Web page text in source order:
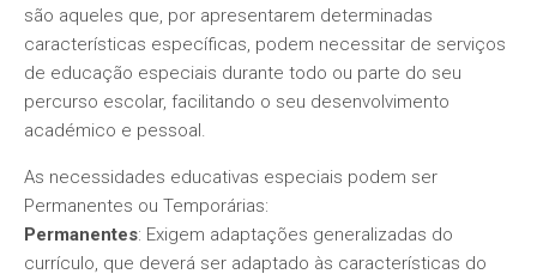
são aqueles que, por apresentarem determinadas
características específicas, podem necessitar de serviços
de educação especiais durante todo ou parte do seu
percurso escolar, facilitando o seu desenvolvimento
académico e pessoal.
As necessidades educativas especiais podem ser
Permanentes ou Temporárias:
Permanentes: Exigem adaptações generalizadas do
currículo, que deverá ser adaptado às características do